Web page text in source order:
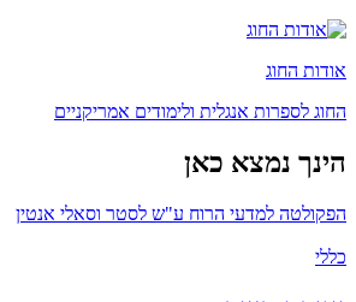
אודות החוג
החוג לספרות אנגלית ולימודים אמריקניים
הינך נמצא כאן
הפקולטה למדעי הרוח ע"ש לסטר וסאלי אנטין
כללי